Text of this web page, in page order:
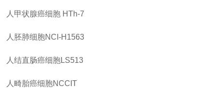
人甲状腺癌细胞 HTh-7
人胚肺细胞NCI-H1563
人结直肠癌细胞LS513
人畸胎癌细胞NCCIT